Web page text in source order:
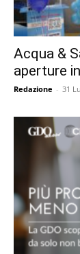
Acqua &
aperture
Redazione - 31